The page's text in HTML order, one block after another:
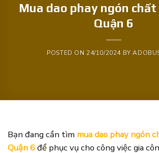
Mua dao phay ngón
Quận 6
POSTED ON 24/10/2024BY
Bạn đang cần tìm mua dao phay ngón
Quận 6để phục vụ cho công việc gia